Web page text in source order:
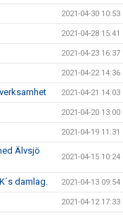
2021-04-30 10:53
2021-04-28 15:41
2021-04-23 16:37
2021-04-22 14:36
2021-04-21 14:03
2021-04-20 13:00
2021-04-19 11:31
Älvsjö
2021-04-15 10:24
damlag. 2021-04-13 09:54
2021-04-12 17:33